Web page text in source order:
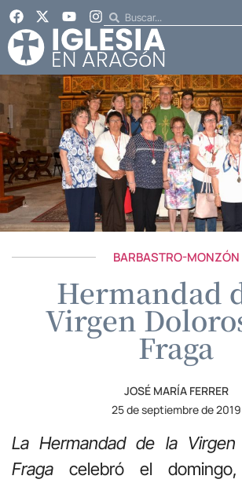
BARBASTRO-MONZÓN
Hermandad
Virgen
Fraga
JOSÉ MARÍA FERRER
25 de septiembre de 2019
La Hermandadde la Virgen
Fraga celebró el